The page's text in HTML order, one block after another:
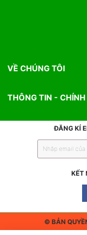
VỀ CHÚNG TÔI
THÔNG TIN - CHÍNH
ĐĂNG KÍ
KẾT
© BẢN